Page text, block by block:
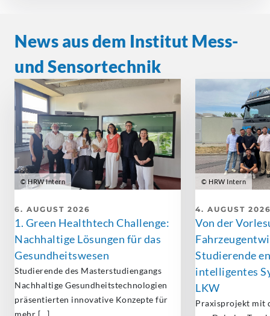
News aus dem Institut Mess-
und Sensortechnik
© HRW Intern
6. AUGUST 2026
1. Green Healthtech Challenge:
Nachhaltige Lösungen für das
Gesundheitswesen
Studierende des Masterstudiengangs
Nachhaltige Gesundheitstechnologien
präsentierten innovative Konzepte für
mehr […]
© HRW Intern
4. AUGUST
Von der
Studierende
intelligentes
LKW
Praxisprojekt mit